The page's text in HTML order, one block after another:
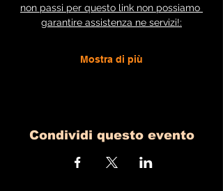
non passi per questo link non possiamo
garantire assistenza ne servizi!:
Mostra di più
Condividi questo evento